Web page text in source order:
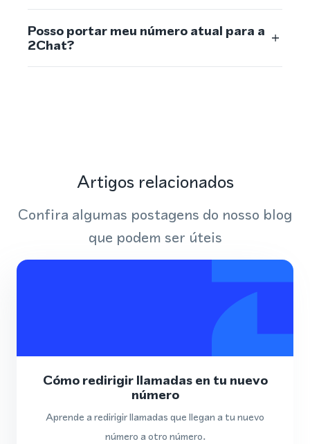
Posso portar meu número atual para a
2Chat?
Artigos relacionados
Confira algumas postagens do nosso blog
que podem ser úteis
Cómo redirigir llamadas en tu nuevo
número
Aprende a redirigir llamadas que llegan a tu nuevo
número a otro número.